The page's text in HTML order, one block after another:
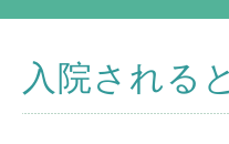
入院される